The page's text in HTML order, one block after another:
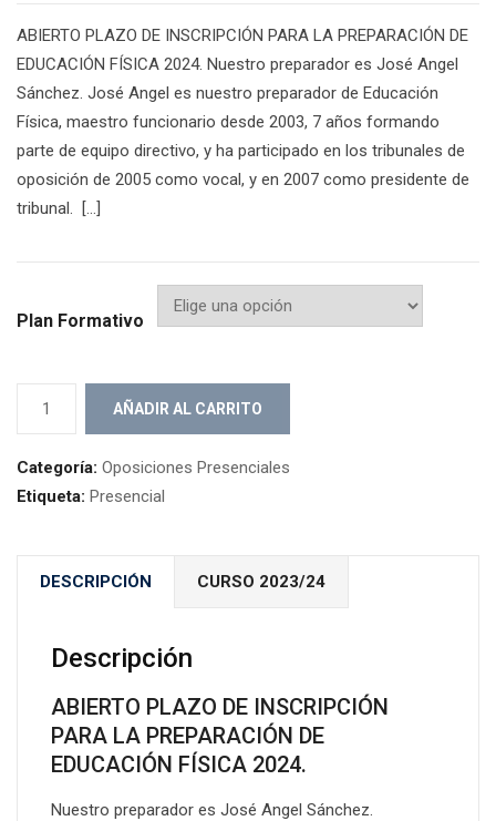
ABIERTO PLAZO DE INSCRIPCIÓN PARA LA PREPARACIÓN DE
EDUCACIÓN FÍSICA 2024. Nuestro preparador es José Angel
Sánchez. José Angel es nuestro preparador de Educación
Física, maestro funcionario desde 2003, 7 años formando
parte de equipo directivo, y ha participado en los tribunales de
oposición de 2005 como vocal, y en 2007 como presidente de
tribunal. […]
Plan Formativo
Especialidad
AÑADIR AL CARRITO
Categoría: Oposiciones Presenciales
Etiqueta: Presencial
DESCRIPCIÓN CURSO 2023/24
Descripción
ABIERTO PLAZO DE INSCRIPCIÓN
PARA LA PREPARACIÓN DE
EDUCACIÓN FÍSICA 2024.
Nuestro preparador es José Angel Sánchez.